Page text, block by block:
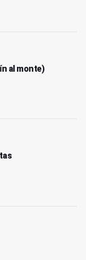
al monte)